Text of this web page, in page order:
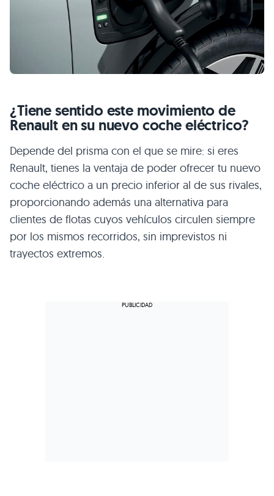
¿Tiene sentido este movimiento de
Renault en su nuevo coche eléctrico?
Depende del prisma con el que se mire: si eres
Renault, tienes la ventaja de poder ofrecer tu nuevo
coche eléctrico a un precio inferior al de sus rivales,
proporcionando además una alternativa para
clientes de flotas cuyos vehículos circulen siempre
por los mismos recorridos, sin imprevistos ni
trayectos extremos.